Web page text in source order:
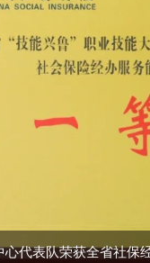
心代表队荣获全省社保